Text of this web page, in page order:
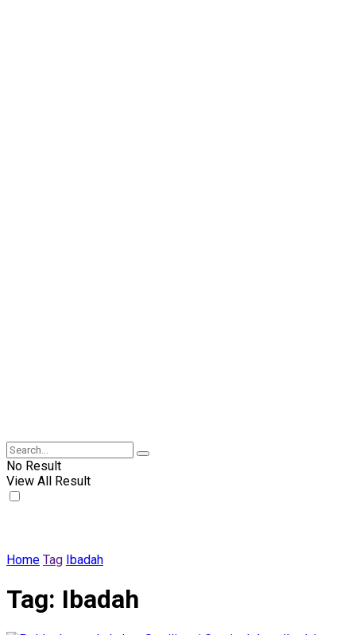
No Result
View All Result
Home Tag Ibadah
Tag: Ibadah